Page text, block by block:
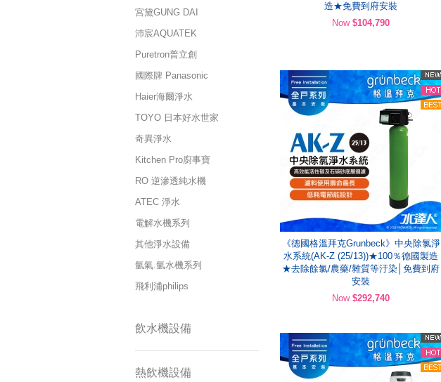
宮黛GUNG DAI
沛宸AQUATEK
Puretron普立創
國際牌 Panasonic
Haier海爾淨水
TOYO 日本好水世家
奇異淨水
Kitchen Pro廚事寶
RO 逆滲透純水機
ATEC 淨水
電解水機系列
其他淨水設備
氫氣.氫水機系列
飛利浦philips
飲水機設備
熱飲機設備
造★免費到府安裝
Now $104,790
《德國格溫拜克Grunbeck》中央除氯淨
水系統(AK-Z (25/13))★100％德國製造
★去除餘氯/農藥/雜質等汙染│免費到府
安裝
Now $292,740